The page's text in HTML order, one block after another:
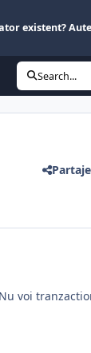
existent?
Search...
voi